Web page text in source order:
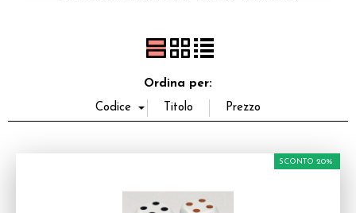
Ordina per:
SCONTO 20%